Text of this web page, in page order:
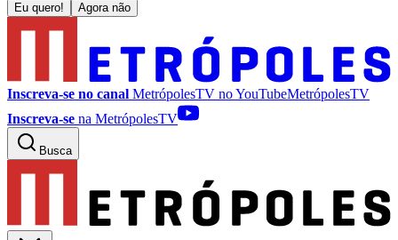
Eu quero! Agora não
Inscreva-se no canal MetrópolesTV noYouTubeMetrópolesTV
Inscreva-se na MetrópolesTV
Busca